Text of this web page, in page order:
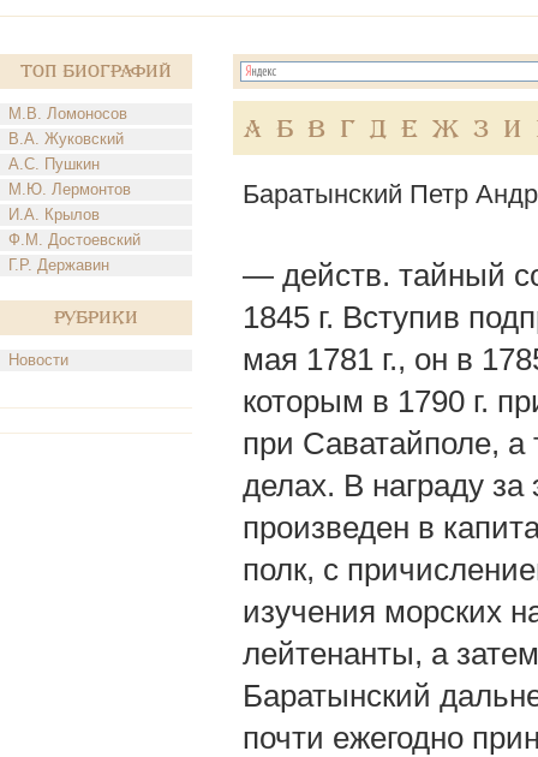
Топ Биографий
М.В. Ломоносов
В.А. Жуковский
А.С. Пушкин
М.Ю. Лермонтов
И.А. Крылов
Ф.М. Достоевский
Г.Р. Державин
Рубрики
Новости
А Б В Г Д Е Ж З И
Баратынский Петр
— действ. тайный
1845 г. Вступив
мая 1781 г., он в
которым в 1790 г.
при Саватайполе, а
делах. В награду за
произведен в
полк, с
изучения морских
лейтенанты, а
Баратынский
почти ежегодно